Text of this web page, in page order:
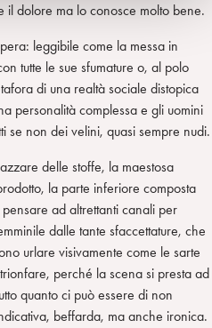
il dolore ma lo conosce molto bene.
leggibile come la messa in
tutte le sue sfumature o, al polo
di una realtà sociale distopica
personalità complessa e gli uomini
se non dei velini, quasi sempre nudi.
delle stoffe, la maestosa
la parte inferiore composta
ad altrettanti canali per
dalle tante sfaccettature, che
urlare visivamente come le sarte
perché la scena si presta ad
quanto ci può essere di non
beffarda, ma anche ironica.